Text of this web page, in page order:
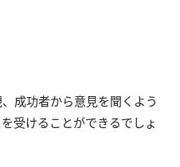
成功者から意見を聞くよう
受けることができるでしょ